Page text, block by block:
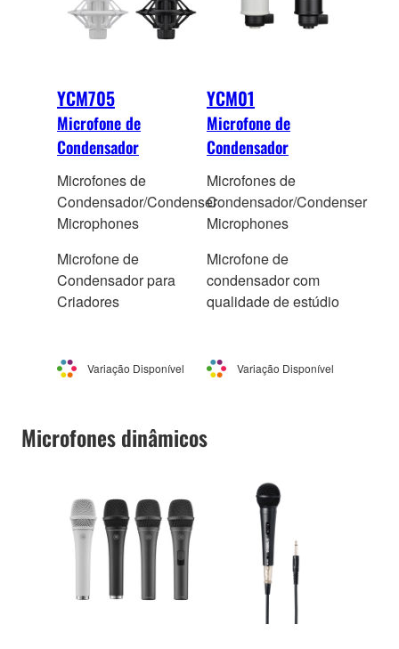
YCM705
Microfone de
Condensador
Microfones de
Condensador/Condenser
Microphones
Microfone de
Condensador para
Criadores
Variação Disponível
YCM01
Microfone de
Condensador
Microfones de
Condensador/Condenser
Microphones
Microfone de
condensador com
qualidade de estúdio
Variação Disponível
Microfones dinâmicos